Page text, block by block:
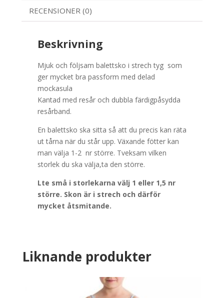
RECENSIONER (0)
Beskrivning
Mjuk och följsam balettsko i strech tyg som
ger mycket bra passform med delad
mockasula
Kantad med resår och dubbla färdigpåsydda
resårband.
En balettsko ska sitta så att du precis kan räta
ut tårna när du står upp. Växande fötter kan
man välja 1-2 nr större. Tveksam vilken
storlek du ska välja,ta den större.
Lte små i storlekarna välj 1 eller 1,5 nr
större. Skon är i strech och därför
mycket åtsmitande.
Liknande produkter